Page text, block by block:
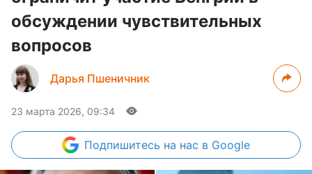
обсуждении чувствительных
вопросов
Дарья Пшеничник
23 марта 2026, 09:34
Подпишитесь на нас в Google